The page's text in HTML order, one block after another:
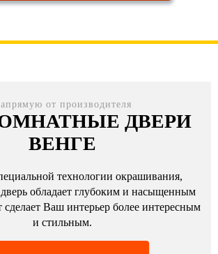
от производителя
ДВЕРИ
ВЕНГЕ
технологии окрашивания,
обладает глубоким и насыщенным
сделает Ваш интерьер более интересным
и стильным.